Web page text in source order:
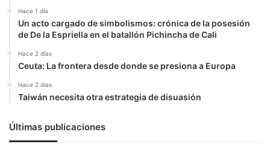
Hace 1 día
Un acto cargado de simbolismos: crónica de la posesión
de De la Espriella en el batallón Pichincha de Cali
Hace 2 días
Ceuta: La frontera desde donde se presiona a Europa
Hace 2 días
Taiwán necesita otra estrategia de disuasión
Últimas publicaciones